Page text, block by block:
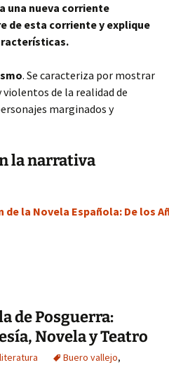
una nueva corriente
de esta corriente y explique
. Se caracteriza por mostrar
de la realidad de
marginados y
la narrativa
la Novela Española: De los
de Posguerra:
Novela y Teatro
Buero vallejo,